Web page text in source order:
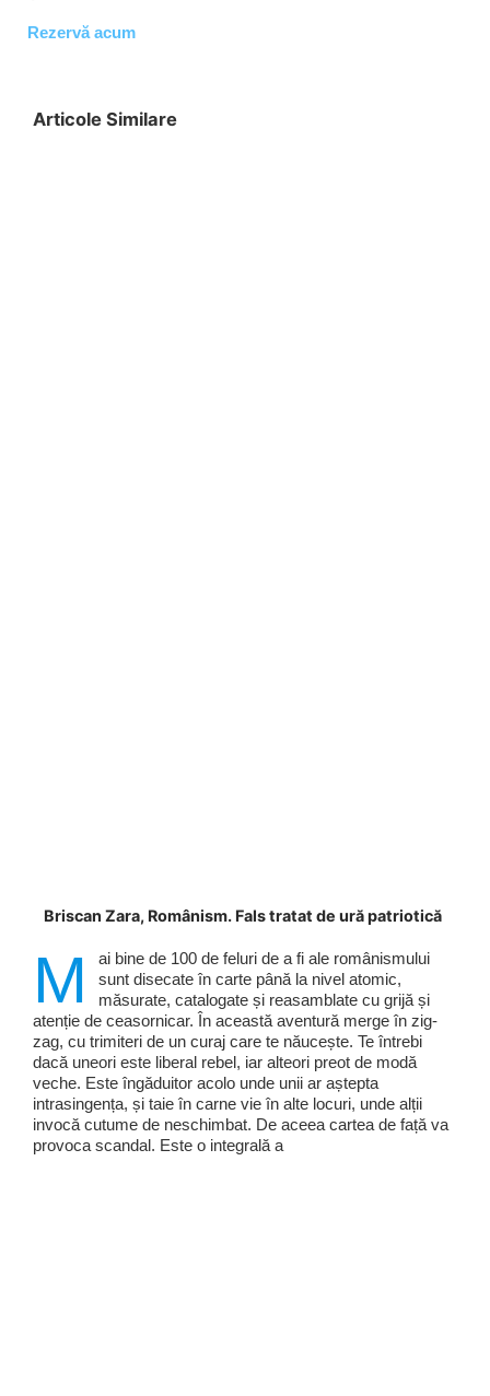
Rezervă acum
Articole Similare
Briscan Zara, Românism. Fals tratat de ură patriotică
M
ai bine de 100 de feluri de a fi ale românismului
sunt disecate în carte până la nivel atomic,
măsurate, catalogate și reasamblate cu grijă și
atenție de ceasornicar. În această aventură merge în zig-
zag, cu trimiteri de un curaj care te năucește. Te întrebi
dacă uneori este liberal rebel, iar alteori preot de modă
veche. Este îngăduitor acolo unde unii ar aștepta
intrasingența, și taie în carne vie în alte locuri, unde alții
invocă cutume de neschimbat. De aceea cartea de față va
provoca scandal. Este o integrală a